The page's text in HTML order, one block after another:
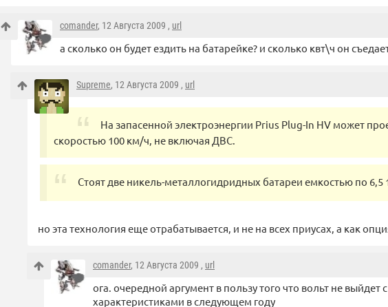
comander, 12 Августа 2009 , url
а сколько он будет ездить на батарейке? и сколько квт\ч он
Supreme, 12 Августа 2009 , url
На запасенной электроэнергии Prius Plug-In HV может
скоростью 100 км/ч, не включая ДВС.
Стоят две никель-металлогидридных батареи емкостью по 6,5
но эта технология еще отрабатывается, и не на всех приусах, а как
comander, 12 Августа 2009 , url
ога. очередной аргумент в пользу того что вольт не выйдет
характеристиками в следующем году